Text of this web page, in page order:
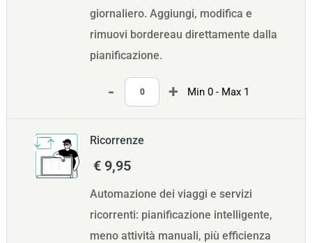
giornaliero. Aggiungi, modifica e
rimuovi bordereau direttamente dalla
pianificazione.
Min 0 - Max 1
Ricorrenze
€ 9,95
Automazione dei viaggi e servizi
ricorrenti: pianificazione intelligente,
meno attività manuali, più efficienza